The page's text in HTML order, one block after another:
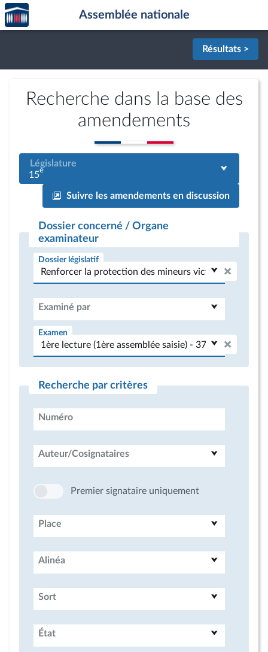
Aller au contenu
Aller en bas de la page
Accèder
à la
page
Assemblée nationale
Résultats >
Recherche dans la base des
amendements
Législature
15e
Suivre les amendements en discussion
Dossier concerné / Organe
examinateur
Dossier législatif
Examiné par
Examen
Recherche par critères
Numéro
Auteur/Cosignataires
Premier signataire uniquement
Place
Alinéa
Sort
État